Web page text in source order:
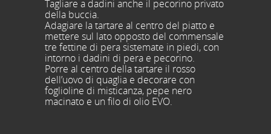
Tagliare a dadini anche il pecorino privato
della buccia.
Adagiare la tartare al centro del piatto e
mettere sul lato opposto del commensale
tre fettine di pera sistemate in piedi, con
intorno i dadini di pera e pecorino.
Porre al centro della tartare il rosso
dell’uovo di quaglia e decorare con
foglioline di misticanza, pepe nero
macinato e un ﬁlo di olio EVO.